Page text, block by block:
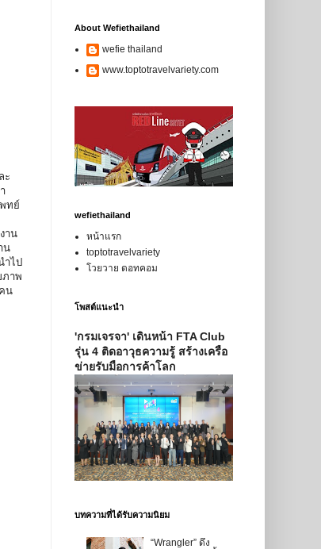
ะ
ทย์
าน
น
ำไป
ภาพ
น
About Wefiethailand
wefie thailand
www.toptotravelvariety.com
wefiethailand
หน้าแรก
toptotravelvariety
โวยวาย ดอทคอม
โพสต์แนะนำ
'กรมเจรจา' เดินหน้า FTA Club
รุ่น 4 ติดอาวุธความรู้ สร้างเครือ
ข่ายรับมือการค้าโลก
บทความที่ได้รับความนิยม
“Wrangler” ดึง